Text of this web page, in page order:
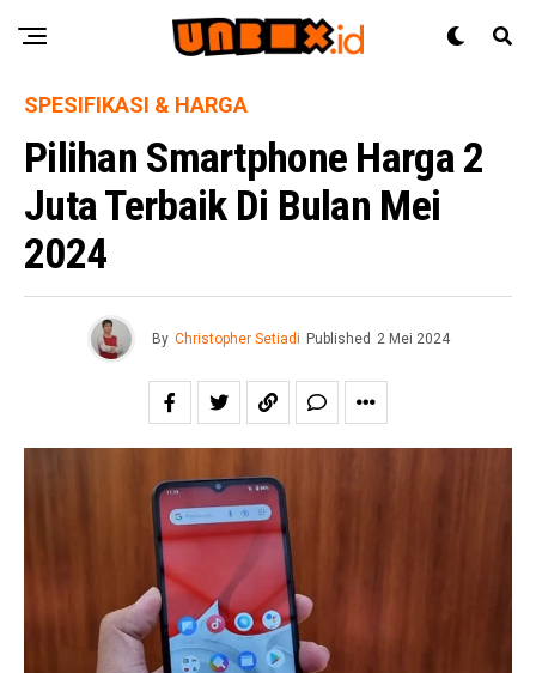
SPESIFIKASI & HARGA
Pilihan Smartphone Harga 2
Juta Terbaik Di Bulan Mei
2024
By Christopher Setiadi Published 2 Mei 2024